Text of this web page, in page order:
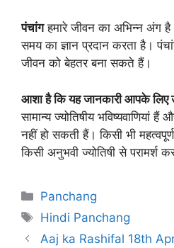
पंचांगहमारे जीवन का अभिन्न अंग
समय का ज्ञान प्रदान करता है।
जीवन को बेहतर बना सकते हैं।
आशा है कि यह जानकारी आपके लिए
सामान्य ज्योतिषीय भविष्यवाणियां
नहीं हो सकती हैं। किसी भी
किसी अनुभवी ज्योतिषी से परामर्श
Categories
Panchang
Tags
Hindi Panchang
Aaj ka Rashifal 18th